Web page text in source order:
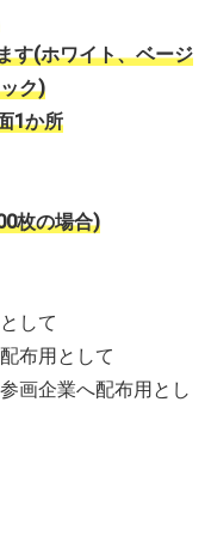
す(ホワイト、ベージ
ク)
1か所
枚の場合)
して
布用として
画企業へ配布用とし